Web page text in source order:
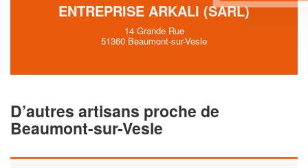
ENTREPRISE ARKALI (SARL)
14 Grande Rue
51360 Beaumont-sur-Vesle
D’autres artisans proche de
Beaumont-sur-Vesle